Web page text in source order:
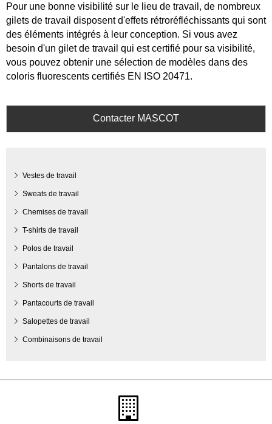
Pour une bonne visibilité sur le lieu de travail, de nombreux
gilets de travail disposent d'effets rétroréfléchissants qui sont
des éléments intégrés à leur conception. Si vous avez
besoin d'un gilet de travail qui est certifié pour sa visibilité,
vous pouvez obtenir une sélection de modèles dans des
coloris fluorescents certifiés EN ISO 20471.
Contacter MASCOT
Vestes de travail
Sweats de travail
Chemises de travail
T-shirts de travail
Polos de travail
Pantalons de travail
Shorts de travail
Pantacourts de travail
Salopettes de travail
Combinaisons de travail